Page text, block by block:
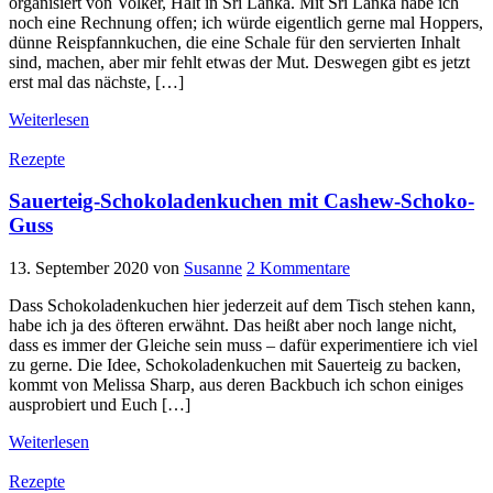
noch eine Rechnung offen; ich würde eigentlich gerne mal Hoppers,
dünne Reispfannkuchen, die eine Schale für den servierten Inhalt
sind, machen, aber mir fehlt etwas der Mut. Deswegen gibt es jetzt
erst mal das nächste, […]
Weiterlesen
Rezepte
Sauerteig-Schokoladenkuchen mit Cashew-Schoko-
Guss
13. September 2020 von Susanne 2 Kommentare
Dass Schokoladenkuchen hier jederzeit auf dem Tisch stehen kann,
habe ich ja des öfteren erwähnt. Das heißt aber noch lange nicht,
dass es immer der Gleiche sein muss – dafür experimentiere ich viel
zu gerne. Die Idee, Schokoladenkuchen mit Sauerteig zu backen,
kommt von Melissa Sharp, aus deren Backbuch ich schon einiges
ausprobiert und Euch […]
Weiterlesen
Rezepte